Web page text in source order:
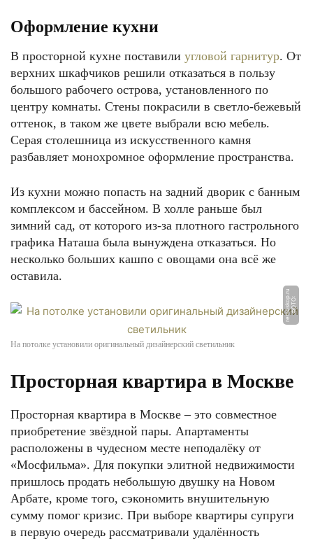
Оформление кухни
В просторной кухне поставили угловой гарнитур. От
верхних шкафчиков решили отказаться в пользу
большого рабочего острова, установленного по
центру комнаты. Стены покрасили в светло-бежевый
оттенок, в таком же цвете выбрали всю мебель.
Серая столешница из искусственного камня
разбавляет монохромное оформление пространства.
Из кухни можно попасть на задний дворик с банным
комплексом и бассейном. В холле раньше был
зимний сад, от которого из-за плотного гастрольного
графика Наташа была вынуждена отказаться. Но
несколько больших кашпо с овощами она всё же
оставила.
Ф
О
Т
О:
r
e
m
o
s
k
o
p.
r
u
На потолке установили оригинальный дизайнерский светильник
Просторная квартира в Москве
Просторная квартира в Москве – это совместное
приобретение звёздной пары. Апартаменты
расположены в чудесном месте неподалёку от
«Мосфильма». Для покупки элитной недвижимости
пришлось продать небольшую двушку на Новом
Арбате, кроме того, сэкономить внушительную
сумму помог кризис. При выборе квартиры супруги
в первую очередь рассматривали удалённость